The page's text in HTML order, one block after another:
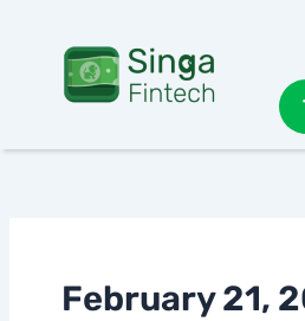
February 21,